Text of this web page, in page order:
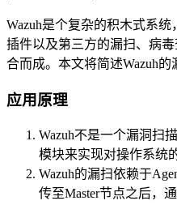
Wazuh是个复杂的积木式系统
插件以及第三方的漏扫、病
合而成。本文将简述Wazuh的
应用原理
Wazuh不是一个漏洞扫
模块来实现对操作系统
Wazuh的漏扫依赖于
传至Master节点之后，